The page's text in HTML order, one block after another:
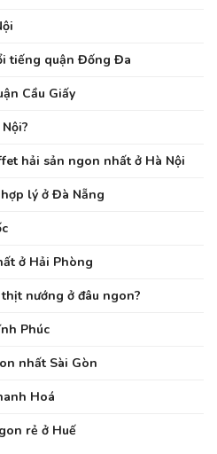
tiếng quận Đống Đa
Cầu Giấy
hải sản ngon nhất ở Hà Nội
lý ở Đà Nẵng
ở Hải Phòng
nướng ở đâu ngon?
Phúc
nhất Sài Gòn
Hoá
rẻ ở Huế